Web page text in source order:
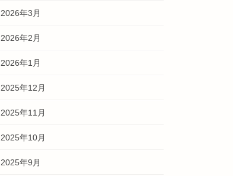
2026年3月
2026年2月
2026年1月
2025年12月
2025年11月
2025年10月
2025年9月